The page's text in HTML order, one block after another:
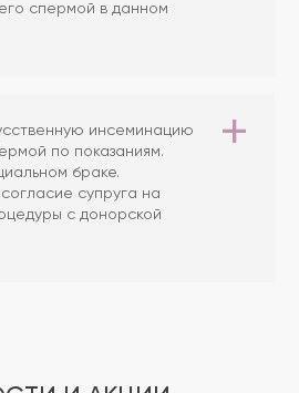
спермой в данном
инсеминацию
по показаниям.
браке.
супруга на
с донорской